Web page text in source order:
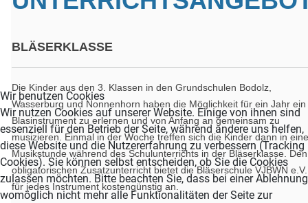
BLÄSERKLASSE
Die Kinder aus den 3. Klassen in den Grundschulen Bodolz,
Wasserburg und Nonnenhorn haben die Möglichkeit für ein Jahr ein
Blasinstrument zu erlernen und von Anfang an gemeinsam zu
musizieren. Einmal in der Woche treffen sich die Kinder dann in
Musikstunde während des Schulunterrichts in der Bläserklasse. Den
obligatorischen Zusatzunterricht bietet die Bläserschule VJBWN e.V.
für jedes Instrument kostengünstig an.
Wir benutzen Cookies
Wir nutzen Cookies auf unserer Website. Einige von ihnen sind
essenziell für den Betrieb der Seite, während andere uns helfen,
diese Website und die Nutzererfahrung zu verbessern (Tracking
Cookies). Sie können selbst entscheiden, ob Sie die Cookies
zulassen möchten. Bitte beachten Sie, dass bei einer Ablehnung
womöglich nicht mehr alle Funktionalitäten der Seite zur